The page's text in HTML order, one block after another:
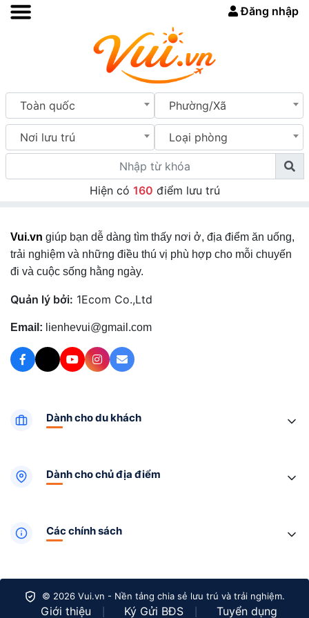
Đăng nhập
Toàn quốc Phường/Xã
Nơi lưu trú Loại phòng
Hiện có 160 điểm lưu trú
Vui.vn giúp bạn dễ dàng tìm thấy nơi ở, địa điểm ăn uống,
trải nghiệm và những điều thú vị phù hợp cho mỗi chuyến
đi và cuộc sống hằng ngày.
Quản lý bởi: 1Ecom Co.,Ltd
Email: lienhevui@gmail.com
Dành cho du khách
Dành cho chủ địa điểm
Các chính sách
© 2026 Vui.vn - Nền tảng chia sẻ lưu trú và trải nghiệm.
Giới thiệu Ký Gửi BĐS Tuyển dụng